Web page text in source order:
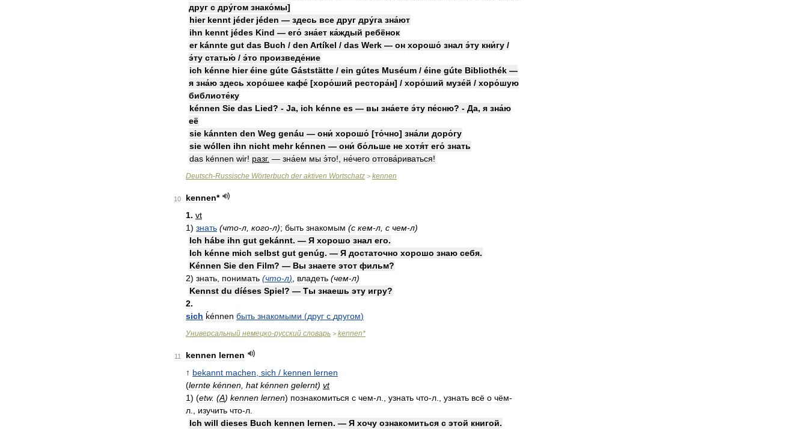
друг с дру́гом знако́мы]
hier kennt jéder jéden — здесь все друг дру́га зна́ют
ihn kennt jédes Kind — его́ зна́ет ка́ждый ребёнок
er kánnte gut das Buch / den Artíkel / das Werk — он хорошо́ знал э́ту кни́гу /
э́ту статью́ / э́то произведе́ние
ich kénne hier éine gúte Gáststätte / ein gútes Muséum / éine gúte Bibliothék —
я зна́ю здесь хоро́шее кафе́ [хоро́ший рестора́н] / хоро́ший музе́й / хоро́шую
библиоте́ку
kénnen Sie das Lied? - Ja, ich kénne es — вы зна́ете э́ту пе́сню? - Да, я зна́ю
её
sie kánnten den Weg genáu — они́ хорошо́ [то́чно] зна́ли доро́гу
sie wóllen ihn nicht mehr kénnen — они́ бо́льше не хотя́т его́ знать
das kénnen wir! разг. — зна́ем мы э́то!, не́чего отгова́риваться!
Deutsch-Russische Wörterbuch der aktiven Wortschatz > kennen
10 kennen*
1. vt
1) знать (что-л кого-л); быть знакомым (с кем-л с чем-л)
Ich hábe ihn gut gekánnt. — Я хорошо знал его.
Ich kénne mich selbst gut genúg. — Я достаточно хорошо знаю себя.
Kénnen Sie den Film? — Вы знаете этот фильм?
2) знать понимать (что-л) владеть (чем-л)
Kennst du díéses Spiel? — Ты знаешь эту игру?
2.
sich ḱénnen быть знакомыми (друг с другом)
Универсальный немецко-русский словарь > kennen*
11 kennen lernen
↑ bekannt machen sich / kennen lernen
(lernte kénnen hat kénnen gelernt) vt
1) (etw. (A) kennen lernen) познакомиться с чем-л узнать что-л узнать всё о чём-
л
изучить что-л
Ich will dieses Buch kennen lernen. — Я хочу ознакомиться с этой книгой.